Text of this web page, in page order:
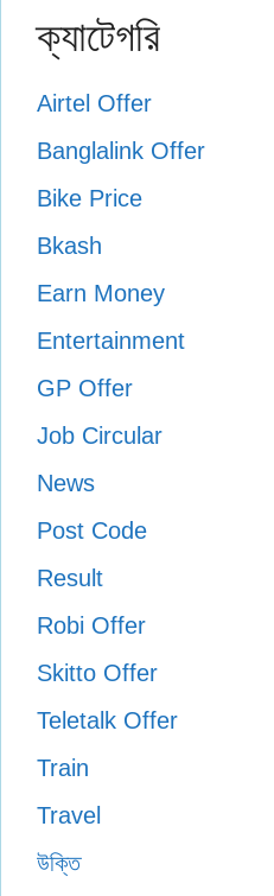
ক্যাটেগরি
Airtel Offer
Banglalink Offer
Bike Price
Bkash
Earn Money
Entertainment
GP Offer
Job Circular
News
Post Code
Result
Robi Offer
Skitto Offer
Teletalk Offer
Train
Travel
উক্তি